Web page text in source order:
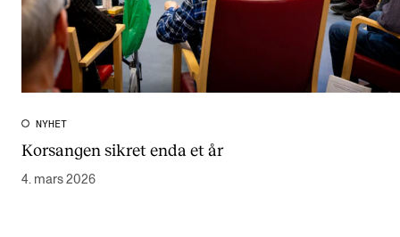
NYHET
Korsangen sikret enda et år
4. mars 2026